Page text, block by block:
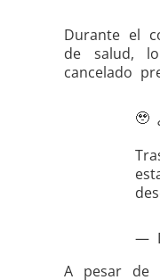
Durante el
de salud,
cancelado
🥹
—
A pesar de